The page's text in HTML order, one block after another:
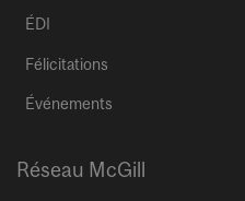
ÉDI
Félicitations
Événements
Réseau McGill